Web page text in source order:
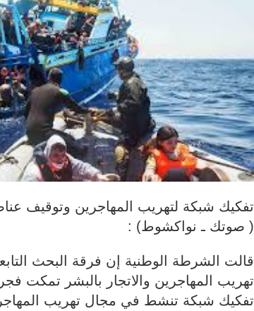
تفكيك شبكة لتهريب المهاجرين وتوقيف
( صوتك ـ نواكشوط) :
قالت الشرطة الوطنية إن فرقة البحث
تفكيك شبكة تنشط في مجال تهريب